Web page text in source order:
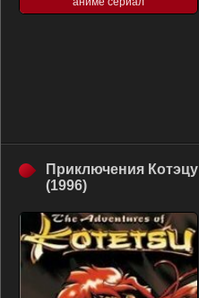
Приключения Котэцу
(1996)